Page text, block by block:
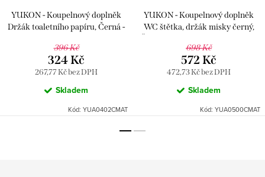
YUKON - Koupelnový doplněk
Držák toaletního papíru, Černá -
Slezák
396 Kč
267,77 Kč bez DPH
324 Kč
Skladem
Kód: YUA0402CMAT
YUKON - Koupelnový doplněk
WC štětka, držák misky černý,
RAV Slezák
698 Kč
472,73 Kč bez DPH
572 Kč
Skladem
Kód: YUA0500CMAT